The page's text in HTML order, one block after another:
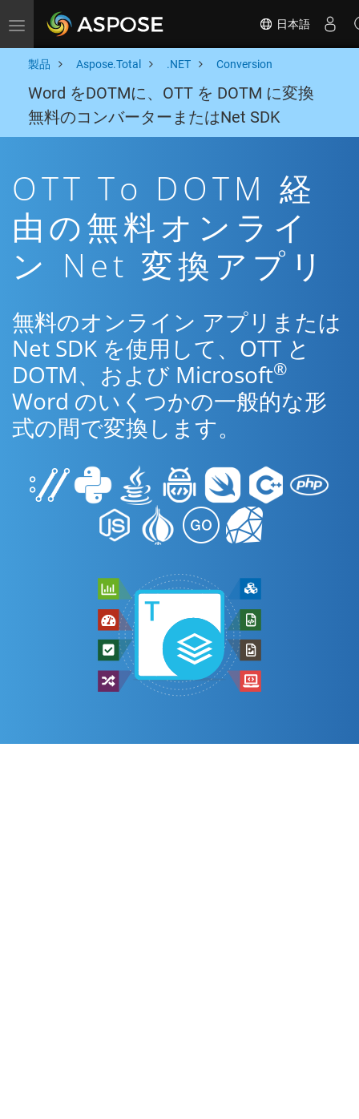
Toggle navigation 日本語
製品 Aspose.Total .NET Conversion
Word をDOTMに、OTT を DOTM に変換
無料のコンバーターまたはNet SDK
OTT To DOTM 経
由の無料オンライ
ン Net 変換アプリ
無料のオンライン アプリまたは
Net SDK を使用して、OTT と
DOTM、および Microsoft®
Word のいくつかの一般的な形
式の間で変換します。